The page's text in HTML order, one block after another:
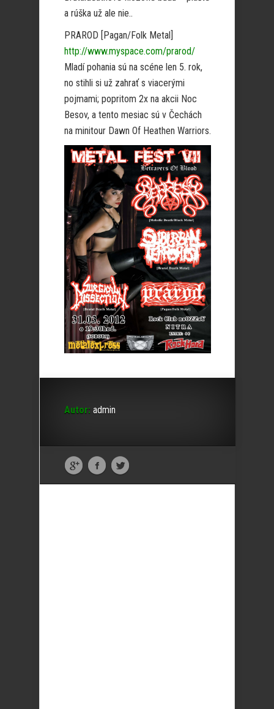
a rúška už ale nie..
PRAROD [Pagan/Folk Metal]
http://www.myspace.com/prarod/
Mladí pohania sú na scéne len 5. rok,
no stihli si už zahrať s viacerými
pojmami; popritom 2x na akcii Noc
Besov, a tento mesiac sú v Čechách
na minitour Dawn Of Heathen Warriors.
Autor: admin